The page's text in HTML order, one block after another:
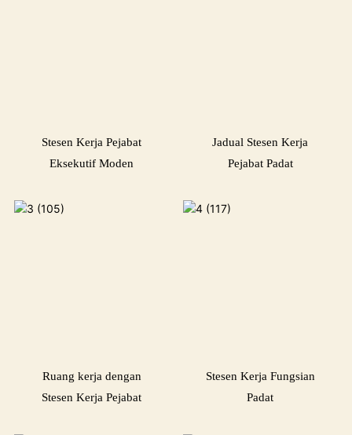
Stesen Kerja Pejabat
Eksekutif Moden
Jadual Stesen Kerja
Pejabat Padat
Ruang kerja dengan
Stesen Kerja Pejabat
Stesen Kerja Fungsian
Padat